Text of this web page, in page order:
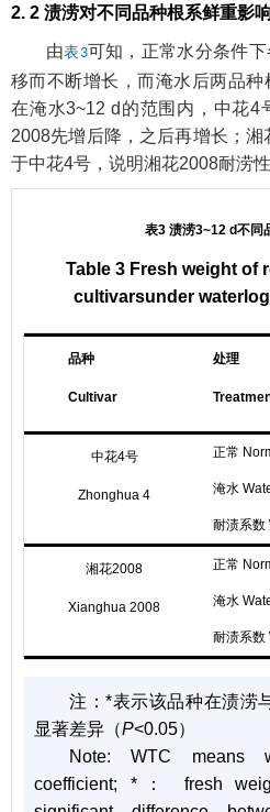
2. 2 渍涝对不同品种根系鲜重影
由表3可知，正常水分条件
移而不断增长，而淹水后两品种
在淹水3~12 d的范围内，中花4
2008先增后降，之后再增长；
于中花4号，说明湘花2008耐涝性
表3 渍涝3~12 d不同
Table 3 Fresh weight of
cultivarsunder
品种
Cultivar
处理
中花4号
Zhonghua 4
正常
淹水
耐渍系数
湘花2008
Xianghua 2008
正常
淹水
耐渍系数
注：*表示该品种在渍涝
显著差异（P<0.05）
Note: WTC means
coefficient; *： fresh